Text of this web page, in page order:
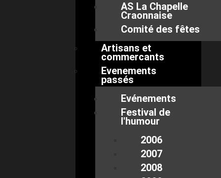
AS La Chapelle
Craonnaise
Comité des fêtes
Artisans et
commercants
Evenements
passés
Evénements
Festival de
l'humour
2006
2007
2008